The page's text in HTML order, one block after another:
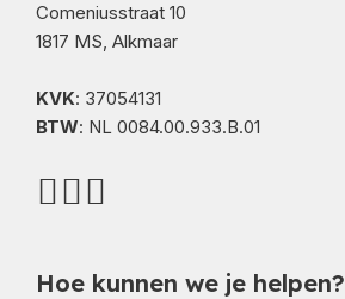
Comeniusstraat 10
1817 MS, Alkmaar
KVK: 37054131
BTW: NL 0084.00.933.B.01
Hoe kunnen we je helpen?